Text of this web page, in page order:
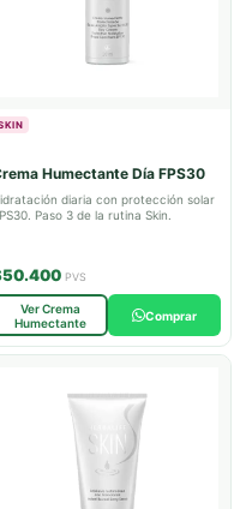
Humectante Día FPS30
diaria con protección solar
Paso 3 de la rutina Skin.
PVS
Ver Crema
Humectante
Comprar